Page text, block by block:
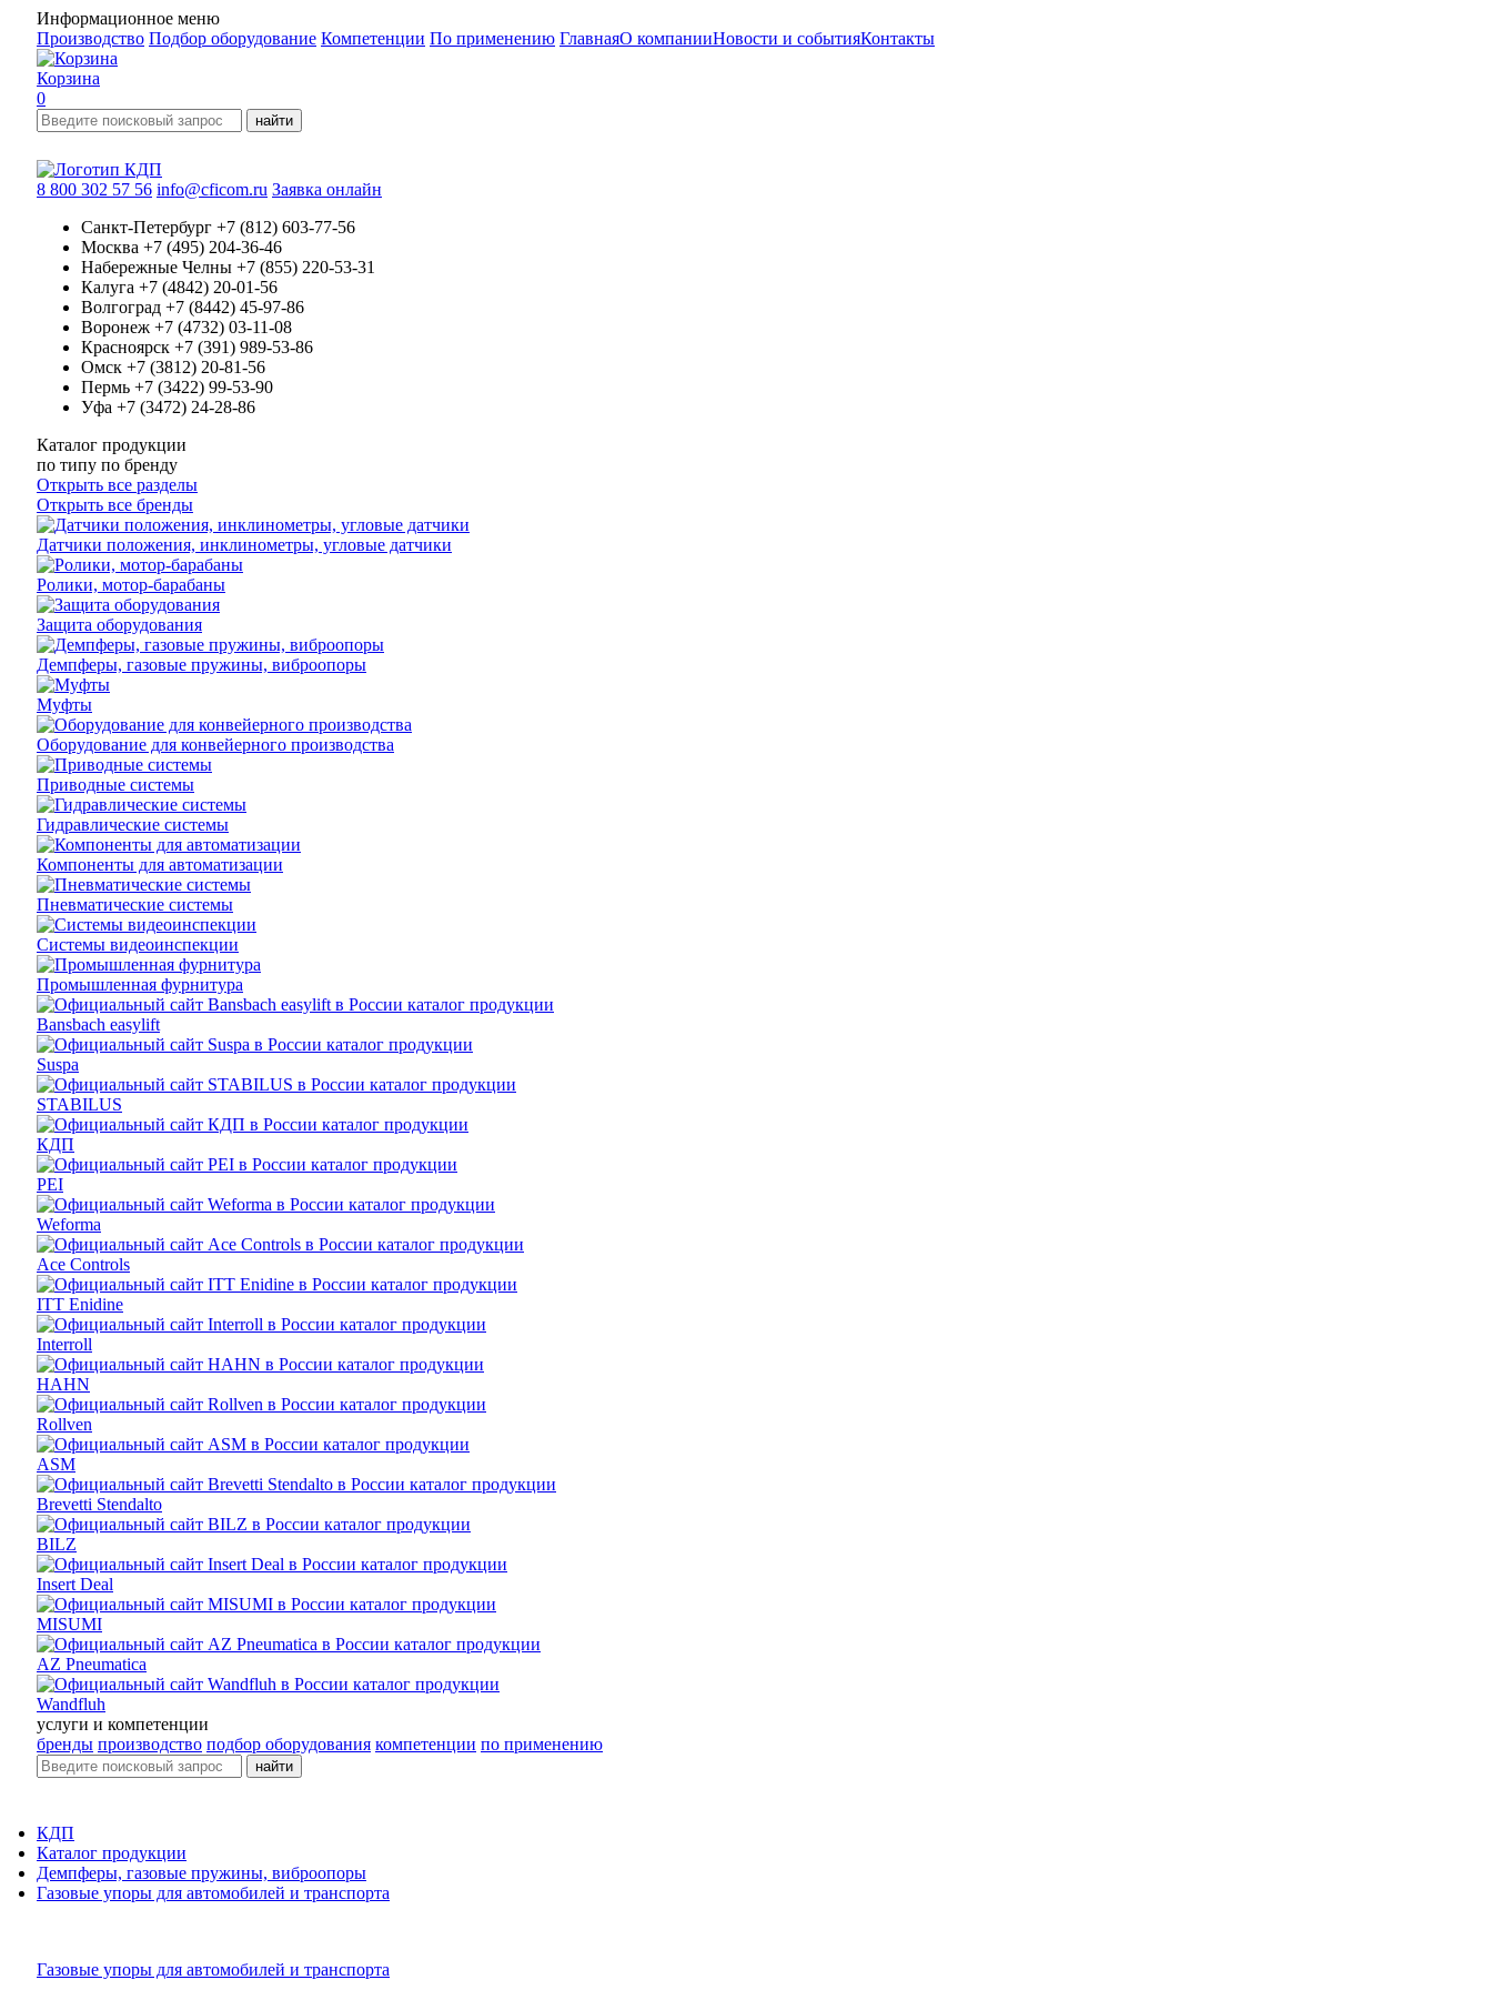
Информационное меню
Производство Подбор оборудование Компетенции По применению ГлавнаяО компанииНовости и событияКонтакты
Корзина
0
найти
8 800 302 57 56 info@cficom.ru Заявка онлайн
Санкт-Петербург +7 (812) 603-77-56
Москва +7 (495) 204-36-46
Набережные Челны +7 (855) 220-53-31
Калуга +7 (4842) 20-01-56
Волгоград +7 (8442) 45-97-86
Воронеж +7 (4732) 03-11-08
Красноярск +7 (391) 989-53-86
Омск +7 (3812) 20-81-56
Пермь +7 (3422) 99-53-90
Уфа +7 (3472) 24-28-86
Каталог продукции
по типу по бренду
Открыть все разделы
Открыть все бренды
Датчики положения, инклинометры, угловые датчики
Ролики, мотор-барабаны
Защита оборудования
Демпферы, газовые пружины, виброопоры
Муфты
Оборудование для конвейерного производства
Приводные системы
Гидравлические системы
Компоненты для автоматизации
Пневматические системы
Системы видеоинспекции
Промышленная фурнитура
Bansbach easylift
Suspa
STABILUS
КДП
PEI
Weforma
Ace Controls
ITT Enidine
Interroll
HAHN
Rollven
ASM
Brevetti Stendalto
BILZ
Insert Deal
MISUMI
AZ Pneumatica
Wandfluh
услуги и компетенции
бренды производство подбор оборудования компетенции по применению
найти
КДП
Каталог продукции
Демпферы, газовые пружины, виброопоры
Газовые упоры для автомобилей и транспорта
Газовые упоры для автомобилей и транспорта